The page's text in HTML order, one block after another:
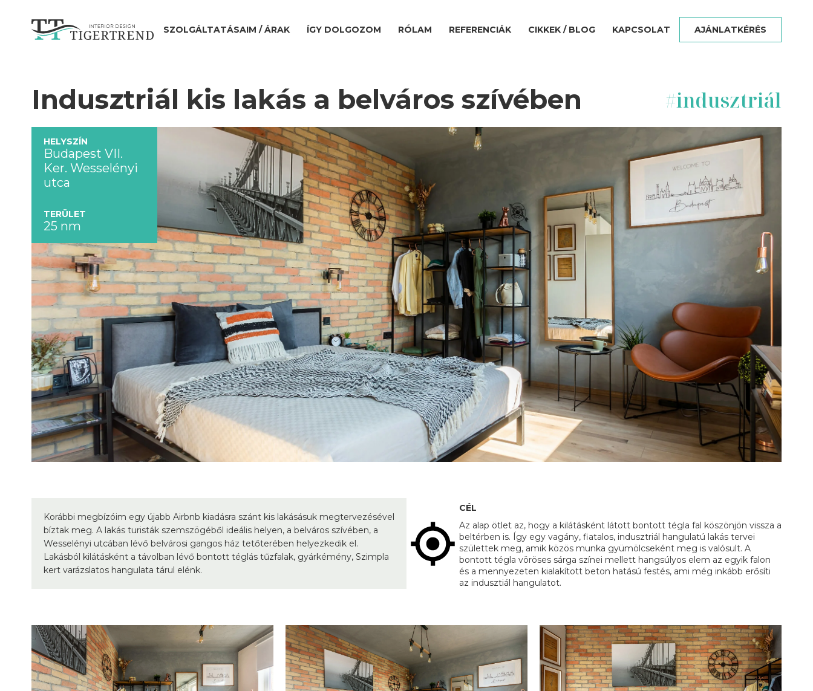
SZOLGÁLTATÁSAIM / ÁRAK ÍGY DOLGOZOM RÓLAM REFERENCIÁK CIKKEK / BLOG KAPCSOLAT AJÁNLATKÉRÉS
Indusztriál kis lakás a belváros szívében #indusztriál
HELYSZÍN
Budapest VII.
Ker. Wesselényi
utca
TERÜLET
25 nm
Korábbi megbízóim egy újabb Airbnb kiadásra szánt kis lakásásuk megtervezésével
bíztak meg. A lakás turisták szemszögéből ideális helyen, a belváros szívében, a
Wesselényi utcában lévő belvárosi gangos ház tetőterében helyezkedik el.
Lakásból kilátásként a távolban lévő bontott téglás tűzfalak, gyárkémény, Szimpla
kert varázslatos hangulata tárul elénk.
CÉL
Az alap ötlet az, hogy a kilátásként látott bontott tégla fal köszönjön vissza a
beltérben is. Így egy vagány, fiatalos, indusztriál hangulatú lakás tervei
születtek meg, amik közös munka gyümölcseként meg is valósult. A
bontott tégla vöröses sárga színei mellett hangsúlyos elem az egyik falon
és a mennyezeten kialakított beton hatású festés, ami még inkább erősíti
az indusztiál hangulatot.